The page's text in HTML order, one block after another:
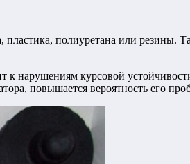
пластика, полиуретана или
нарушениям курсовой
повышается вероятность его